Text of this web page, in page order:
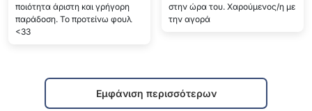
στην ώρα του. Χαρούμενος/η με
την αγορά
ποιότητα άριστη και γρήγορη
παράδοση. Το προτείνω φουλ
<33
Εμφάνιση περισσότερων